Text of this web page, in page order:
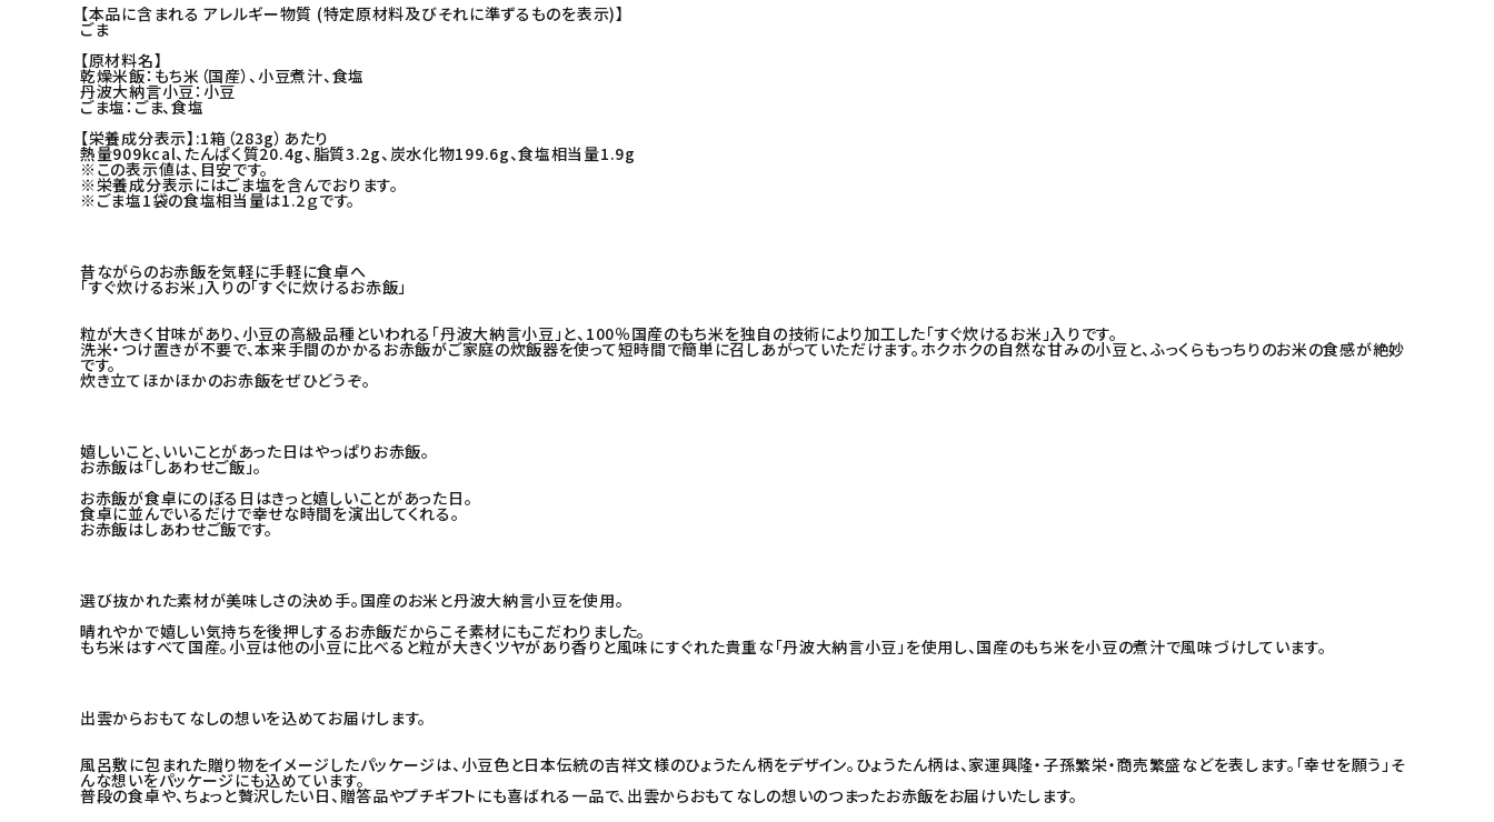
【本品に含まれる アレルギー物質 (特定原材料及びそれに準ずるものを表示)】
ごま
【原材料名】
乾燥米飯：もち米（国産）、小豆煮汁、食塩
丹波大納言小豆：小豆
ごま塩：ごま、食塩
【栄養成分表示】:1箱（283g）あたり
熱量909kcal、たんぱく質20.4g、脂質3.2g、炭水化物199.6g、食塩相当量1.9g
※この表示値は、目安です。
※栄養成分表示にはごま塩を含んでおります。
※ごま塩1袋の食塩相当量は1.2ｇです。
昔ながらのお赤飯を気軽に手軽に食卓へ
「すぐ炊けるお米」入りの「すぐに炊けるお赤飯」
粒が大きく甘味があり、小豆の高級品種といわれる「丹波大納言小豆」と、100％国産のもち米を独自の技術により加工した「すぐ炊けるお米」入りです。
洗米・つけ置きが不要で、本来手間のかかるお赤飯がご家庭の炊飯器を使って短時間で簡単に召しあがっていただけます。ホクホクの自然な甘みの小豆と、ふっくらもっちりのお米の食感が絶妙
です。
炊き立てほかほかのお赤飯をぜひどうぞ。
嬉しいこと、いいことがあった日はやっぱりお赤飯。
お赤飯は「しあわせご飯」。
お赤飯が食卓にのぼる日はきっと嬉しいことがあった日。
食卓に並んでいるだけで幸せな時間を演出してくれる。
お赤飯はしあわせご飯です。
選び抜かれた素材が美味しさの決め手。国産のお米と丹波大納言小豆を使用。
晴れやかで嬉しい気持ちを後押しするお赤飯だからこそ素材にもこだわりました。
もち米はすべて国産。小豆は他の小豆に比べると粒が大きくツヤがあり香りと風味にすぐれた貴重な「丹波大納言小豆」を使用し、国産のもち米を小豆の煮汁で風味づけしています。
出雲からおもてなしの想いを込めてお届けします。
風呂敷に包まれた贈り物をイメージしたパッケージは、小豆色と日本伝統の吉祥文様のひょうたん柄をデザイン。ひょうたん柄は、家運興隆・子孫繁栄・商売繁盛などを表します。「幸せを願う」そ
んな想いをパッケージにも込めています。
普段の食卓や、ちょっと贅沢したい日、贈答品やプチギフトにも喜ばれる一品で、出雲からおもてなしの想いのつまったお赤飯をお届けいたします。